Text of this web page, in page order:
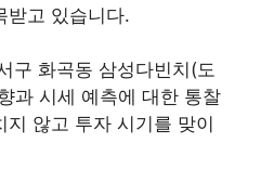
받고 있습니다.
구 화곡동 삼성다빈치(도
과 시세 예측에 대한 통찰
않고 투자 시기를 맞이